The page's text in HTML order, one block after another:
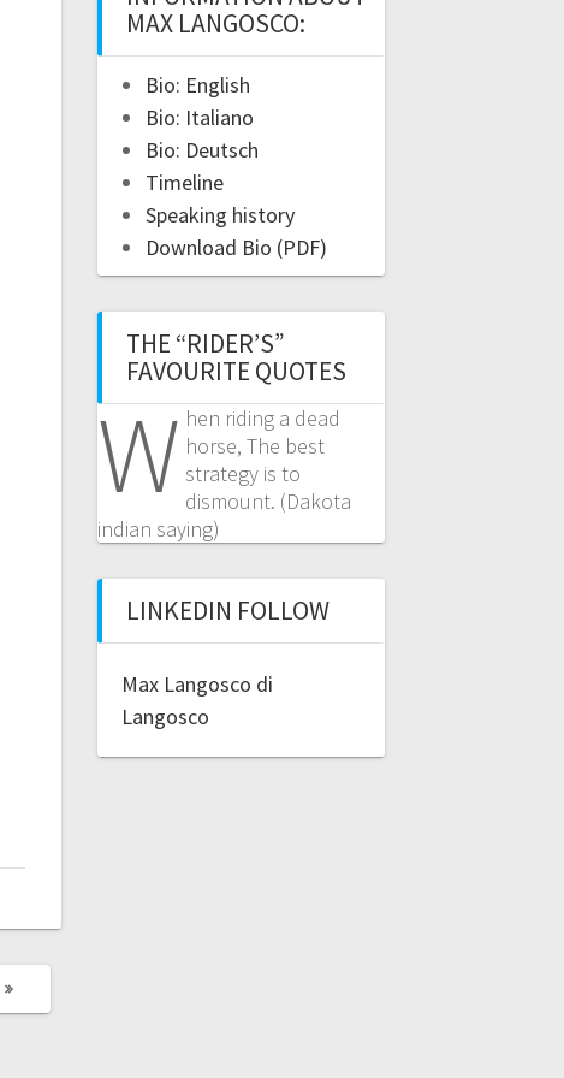
MAX LANGOSCO:
Bio: English
Bio: Italiano
Bio: Deutsch
Timeline
Speaking history
Download Bio (PDF)
THE “RIDER’S”
FAVOURITE QUOTES
W hen riding a dead
horse, The best
strategy is to
dismount. (Dakota
indian saying)
LINKEDIN FOLLOW
Max Langosco di
Langosco